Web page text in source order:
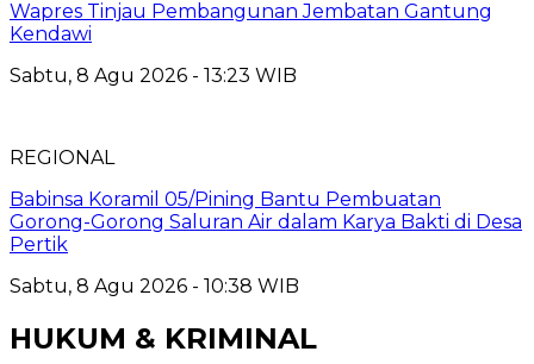
Wapres Tinjau Pembangunan Jembatan Gantung
Kendawi
Sabtu, 8 Agu 2026 - 13:23 WIB
REGIONAL
Babinsa Koramil 05/Pining Bantu Pembuatan
Gorong-Gorong Saluran Air dalam Karya Bakti di Desa
Pertik
Sabtu, 8 Agu 2026 - 10:38 WIB
HUKUM & KRIMINAL